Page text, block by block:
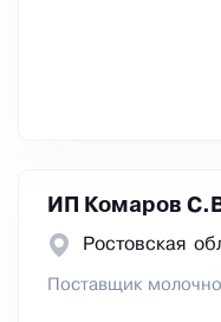
ИП Комаров
Ростовская
Поставщик